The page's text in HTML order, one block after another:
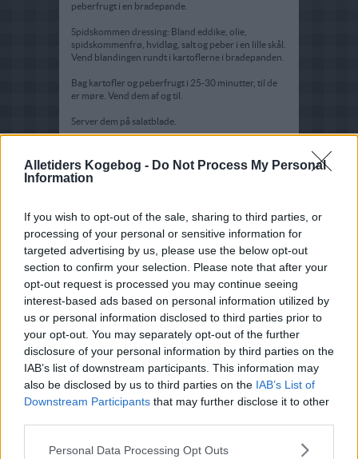
Alletiders Kogebog - Do Not Process My Personal
Information
If you wish to opt-out of the sale, sharing to third parties, or
processing of your personal or sensitive information for
targeted advertising by us, please use the below opt-out
section to confirm your selection. Please note that after your
opt-out request is processed you may continue seeing
interest-based ads based on personal information utilized by
us or personal information disclosed to third parties prior to
your opt-out. You may separately opt-out of the further
disclosure of your personal information by third parties on the
IAB’s list of downstream participants. This information may
also be disclosed by us to third parties on the IAB’s List of
Downstream Participants that may further disclose it to other
Personal Data Processing Opt Outs
peberfrugt i en bradepande.
Spidskommen dressing: Bland eddike, olie,
spidskommenfrø, hvidløg, salt og peber i en lille skål.
Vend blandingen rundt i kartoflerne i bradepanden.
Bag kartofler og peberfrugt i 25-30 minutter, til de
er møre. Vend dem af og til.
Server dem på salatblade.
Opskriftsinfo